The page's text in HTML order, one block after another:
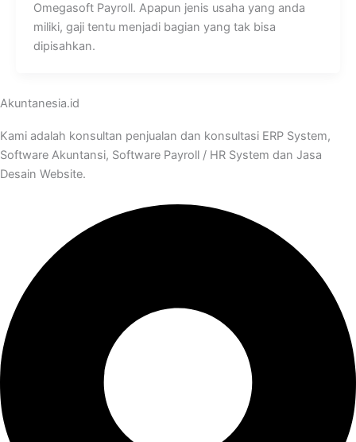
Omegasoft Payroll. Apapun jenis usaha yang anda
miliki, gaji tentu menjadi bagian yang tak bisa
dipisahkan.
Akuntanesia.id
Kami adalah konsultan penjualan dan konsultasi ERP System,
Software Akuntansi, Software Payroll / HR System dan Jasa
Desain Website.